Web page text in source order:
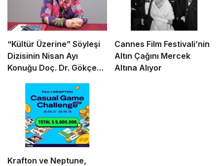
“Kültür Üzerine” Söyleşi
Dizisinin Nisan Ayı
Konuğu Doç. Dr. Gökçe
Cannes Film Festivali’nin
Altın Çağını Mercek
Altına Alıyor
Krafton ve Neptune,